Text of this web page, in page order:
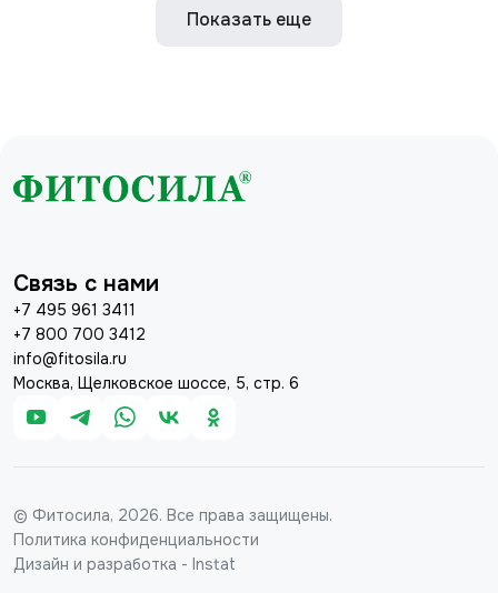
Показать еще
Связь с нами
+7 495 961 3411
+7 800 700 3412
info@fitosila.ru
Москва, Щелковское шоссе, 5, стр. 6
© Фитосила, 2026. Все права защищены.
Политика конфиденциальности
Дизайн и разработка - Instat